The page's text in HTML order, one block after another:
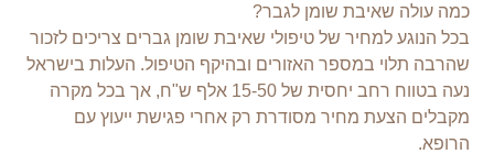
כמה עולה שאיבת שומן לגבר?
בכל הנוגע למחיר של טיפולי שאיבת שומן גברים צריכים לזכור
שהרבה תלוי במספר האזורים ובהיקף הטיפול. העלות בישראל
נעה בטווח רחב יחסית של 15-50 אלף ש"ח, אך בכל מקרה
מקבלים הצעת מחיר מסודרת רק אחרי פגישת ייעוץ עם
הרופא.